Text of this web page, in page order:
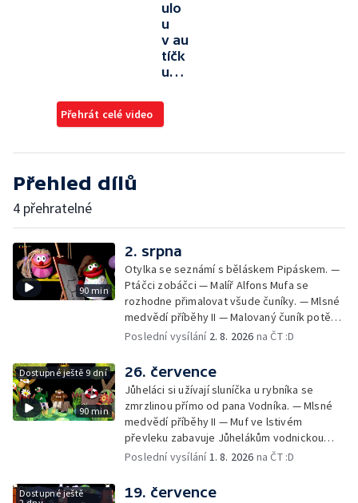
ulo
u
v au
tíčk
u…
Přehrát celé video
Přehled dílů
4 přehratelné
90 min
2. srpna
Otylka se seznámí s běláskem Pipáskem. —
Ptáčci zobáčci — Malíř Alfons Mufa se
rozhodne přimalovat všude čuníky. — Mlsné
medvědí příběhy II — Malovaný čuník potěší
Drsňačku. — Dobrodružství Arachnomušáka
kapela — Teta Pipeta se pustila do velkého
prádla a nezná slitování s Jůheláky ani
Polapilem. — Bob a Bobek na cestách — Muf
chystá Vodníkovi bublinkovou koupel. —
Lišák a Zajda — Brzoránošou navštíví
velryba. — Muchomůrek a Muchlíci II — Hary,
Jazzajíci a píseň o velrybě ve vaně. —
Déčku s písmenky proti Černobílovi.
Poslední vysílání 2. 8. 2026 na ČT :D
Dostupné ještě 9 dní
90 min
26. července
Jůheláci si užívají sluníčka u rybníka se
zmrzlinou přímo od pana Vodníka. — Mlsné
medvědí příběhy II — Muf ve lstivém
převleku zabavuje Jůhelákům vodnickou
zmrzlinu, ale pak lituje - je totiž z bahna a
Pip s Otylkou vymalovávají červánky. —
Poslední vysílání1. 8. 2026 na ČT :D
Dostupné ještě
19. července